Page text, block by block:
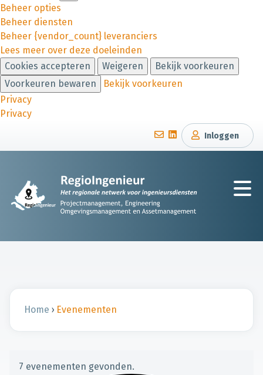
Beheer opties
Beheer diensten
Beheer {vendor_count} leveranciers
Lees meer over deze doeleinden
Cookies accepteren
Weigeren
Bekijk voorkeuren
Voorkeuren bewaren
Bekijk voorkeuren
Privacy
Privacy
Inloggen
Home › Evenementen
7 evenementen gevonden.